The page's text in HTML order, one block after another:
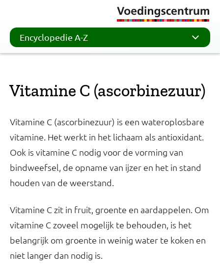
Encyclopedie A-Z
Vitamine C (ascorbinezuur)
Vitamine C (ascorbinezuur) is een wateroplosbare
vitamine. Het werkt in het lichaam als antioxidant.
Ook is vitamine C nodig voor de vorming van
bindweefsel, de opname van ijzer en het in stand
houden van de weerstand.
Vitamine C zit in fruit, groente en aardappelen. Om
vitamine C zoveel mogelijk te behouden, is het
belangrijk om groente in weinig water te koken en
niet langer dan nodig is.